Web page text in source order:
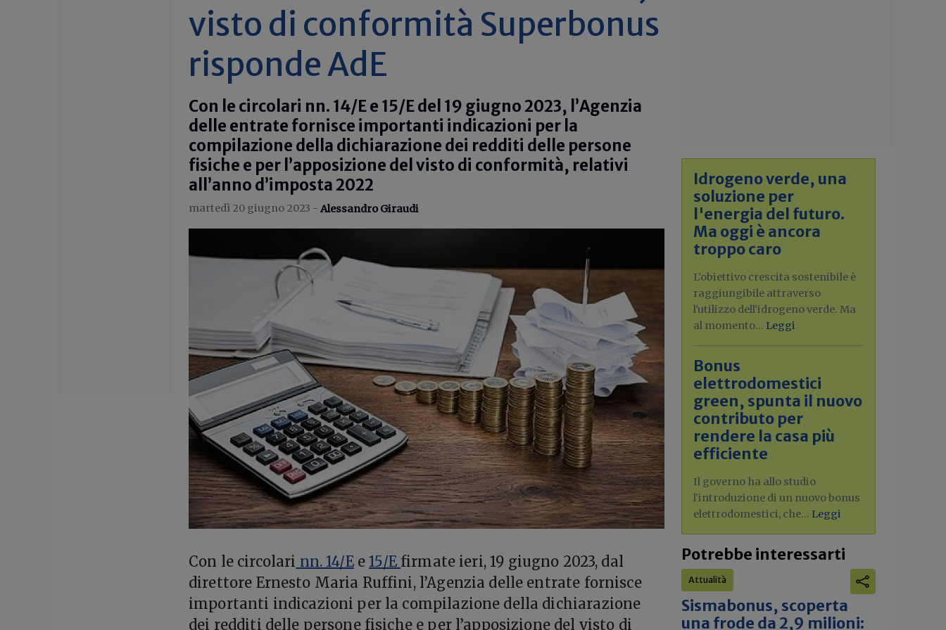
visto di conformità Superbonus
risponde AdE
Con le circolari nn. 14/E e 15/E del 19 giugno 2023, l’Agenzia
delle entrate fornisce importanti indicazioni per la
compilazione della dichiarazione dei redditi delle persone
fisiche e per l’apposizione del visto di conformità, relativi
all’anno d’imposta 2022
martedì 20 giugno 2023 - Alessandro Giraudi
Con le circolari nn. 14/Ee15/E firmate ieri, 19 giugno 2023, dal
direttore Ernesto Maria Ruffini, l’Agenzia delle entrate fornisce
importanti indicazioni per la compilazione della dichiarazione
dei redditi delle persone fisiche e per l’apposizione del visto di
Idrogeno verde, una
soluzione per
l'energia del futuro.
Ma oggi è ancora
troppo caro
L'obiettivo crescita sostenibile è
raggiungibile attraverso
l'utilizzo dell'idrogeno verde. Ma
al momento... Leggi
Bonus
elettrodomestici
green, spunta il nuovo
contributo per
rendere la casa più
efficiente
Il governo ha allo studio
l'introduzione di un nuovo bonus
elettrodomestici, che... Leggi
Potrebbe interessarti
Attualità
Sismabonus, scoperta
una frode da 2,9 milioni: